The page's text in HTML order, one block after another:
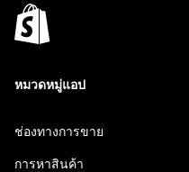
หมวดหมู่แอป
ช่องทางการขาย
การหาสินค้า